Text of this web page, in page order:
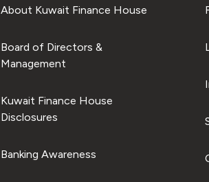
About Kuwait Finance House
Board of Directors &
Management
Kuwait Finance House
Disclosures
Banking Awareness